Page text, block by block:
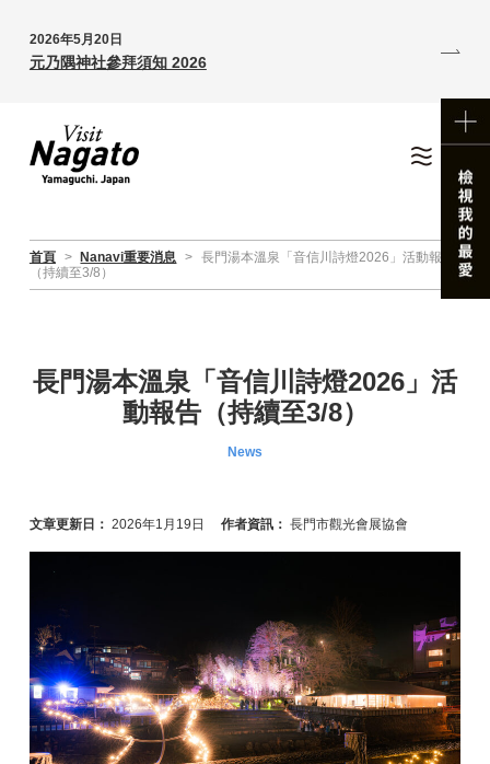
2026年5月20日
元乃隅神社參拜須知 2026
首頁 > Nanavi重要消息 > 長門湯本溫泉「音信川詩燈2026」活動報告
（持續至3/8）
長門湯本溫泉「音信川詩燈2026」活
動報告（持續至3/8）
News
文章更新日： 2026年1月19日 作者資訊： 長門市觀光會展協會